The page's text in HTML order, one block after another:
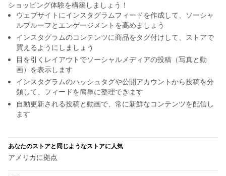
ショッピング体験を構築しましょう！
ウェブサイトにインスタグラムフィードを作成して、ソーシャ
ルプルーフとエンゲージメントを高めましょう
インスタグラムのコンテンツに商品をタグ付けして、ストアで
買えるようにしましょう
目を引くレイアウトでソーシャルメディアの投稿（写真と動
画）を表示します
インスタグラムのハッシュタグや公開アカウントから投稿を分
類して、フィードを簡単に整理できます
自動更新される投稿と動画で、常に新鮮なコンテンツを配信し
ます
あなたのストアと同じようなストアに人気
アメリカに拠点